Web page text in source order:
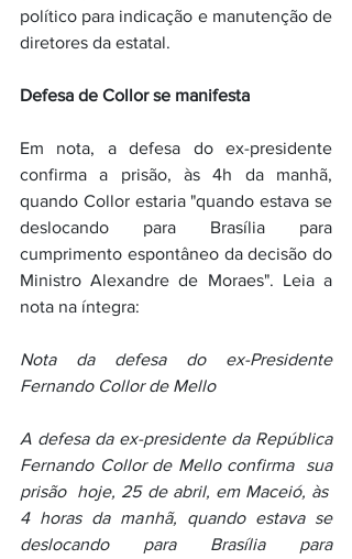
político para indicação e manutenção de
diretores da estatal.
Defesa de Collor se manifesta
Em nota, a defesa do ex-presidente
confirma a prisão, às 4h da manhã,
quando Collor estaria "quando estava se
deslocando para Brasília para
cumprimento espontâneo da decisão do
Ministro Alexandre de Moraes". Leia a
nota na íntegra:
Nota da defesa do ex-Presidente
Fernando Collor de Mello
A defesa da ex-presidente da República
Fernando Collor de Mello confirma  sua
prisão  hoje, 25 de abril, em Maceió, às
4 horas da manhã, quando estava se
deslocando para Brasília para